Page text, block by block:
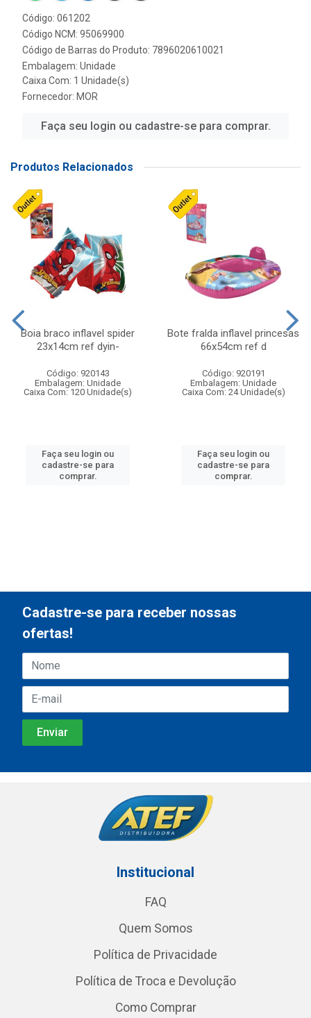
Código: 061202
Código NCM: 95069900
Código de Barras do Produto: 7896020610021
Embalagem: Unidade
Caixa Com: 1 Unidade(s)
Fornecedor: MOR
Faça seu login ou cadastre-se para comprar.
Produtos Relacionados
Boia braco inflavel spider
23x14cm ref dyin-
Código: 920143
Embalagem: Unidade
Caixa Com: 120 Unidade(s)
Faça seu login ou
cadastre-se para
comprar.
Bote fralda inflavel princesas
66x54cm ref d
Código: 920191
Embalagem: Unidade
Caixa Com: 24 Unidade(s)
Faça seu login ou
cadastre-se para
comprar.
Cadastre-se para receber nossas
ofertas!
Institucional
FAQ
Quem Somos
Política de Privacidade
Política de Troca e Devolução
Como Comprar